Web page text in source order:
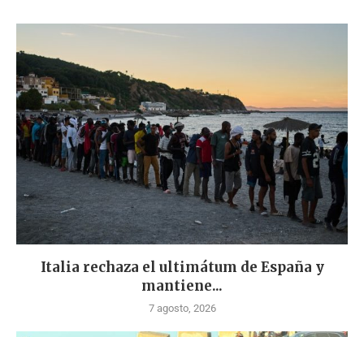
Italia rechaza el ultimátum de España y
mantiene...
7 agosto, 2026